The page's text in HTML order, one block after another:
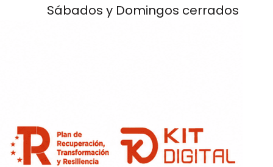
Sábados y Domingos cerrados